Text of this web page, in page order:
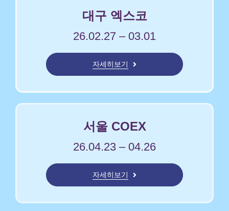
대구 엑스코
26.02.27 – 03.01
자세히보기
서울 COEX
26.04.23 – 04.26
자세히보기